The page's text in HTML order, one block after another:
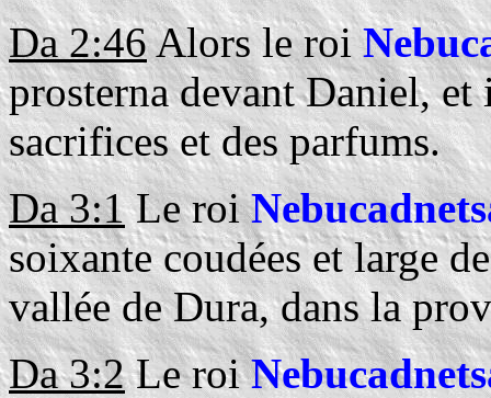
Da 2:46Alors le roi
prosterna devant Daniel,
sacrifices et des parfums.
Da 3:1Le roi
soixante coudées et large
vallée de Dura, dans la
Da 3:2Le roi